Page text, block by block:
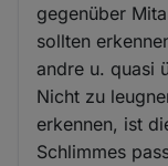
gegenüber
sollten
andre u. quasi
Nicht zu
erkennen, ist
Schlimmes